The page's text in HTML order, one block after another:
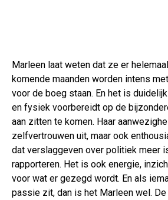
Marleen laat weten dat ze er
komende maanden worden intens
voor de boeg staan. En het is
en fysiek voorbereidt op de
aan zitten te komen. Haar
zelfvertrouwen uit, maar ook
dat verslaggeven over politiek meer
rapporteren. Het is ook energie,
voor wat er gezegd wordt. En als
passie zit, dan is het Marleen wel.